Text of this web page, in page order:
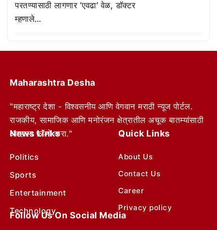
परतण्यासाठी लागणार ‘एवढा’ वेळ, डॉक्टर
म्हणाले…
Maharashtra Desha
"महाराष्ट्र देशा - विश्वसनीय आणि वेगवान मराठी न्यूज पोर्टल.
राजकीय, सामाजिक आणि मनोरंजन क्षेत्रातील अचूक बातम्यांसाठी
आम्हाला फॉलो करा."
News Links
Politics
Sports
Entertainment
Technology
Quick Links
About Us
Contact Us
Career
Privacy policy
Follow Us On Social Media